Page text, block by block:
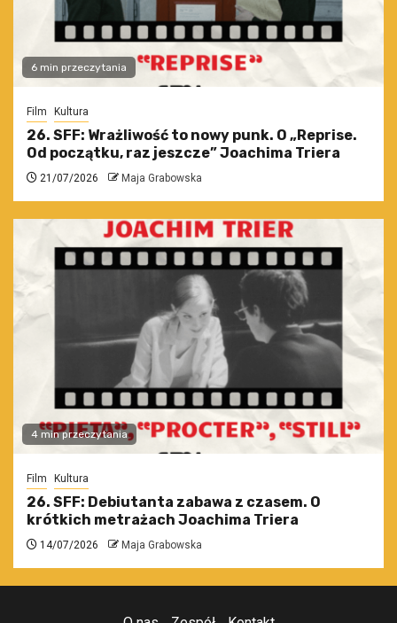
6 min przeczytania
Film Kultura
26. SFF: Wrażliwość to nowy punk. O „Reprise.
Od początku, raz jeszcze” Joachima Triera
21/07/2026 Maja Grabowska
4 min przeczytania
Film Kultura
26. SFF: Debiutanta zabawa z czasem. O
krótkich metrażach Joachima Triera
14/07/2026 Maja Grabowska